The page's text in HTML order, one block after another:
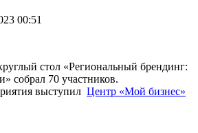
00:51
стол «Региональный брендинг:
собрал 70 участников.
выступил Центр «Мой бизнес»